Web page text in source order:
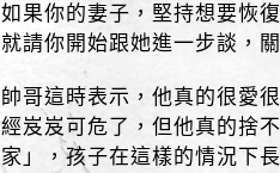
如果你的妻子，堅持想要恢復
就請你開始跟她進一步談，
帥哥這時表示，他真的很愛
經岌岌可危了，但他真的捨
家」，孩子在這樣的情況下